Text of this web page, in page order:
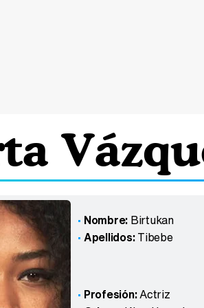
Nombre: Birtukan
Apellidos:Tibebe
Profesión:Actriz